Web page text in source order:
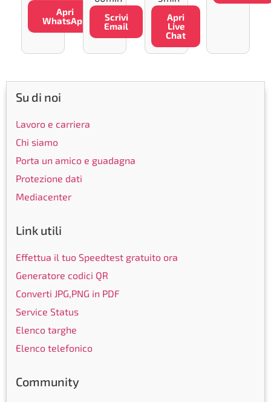
Apri
WhatsApp
Scrivi
Email
Apri
Live
Chat
Su di noi
Lavoro e carriera
Chi siamo
Porta un amico e guadagna
Protezione dati
Mediacenter
Link utili
Effettua il tuo Speedtest gratuito ora
Generatore codici QR
Converti JPG,PNG in PDF
Service Status
Elenco targhe
Elenco telefonico
Community